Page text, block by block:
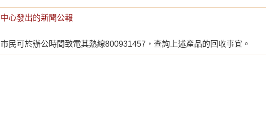
中心發出的新聞公報
市民可於辦公時間致電其熱線800931457，查詢上述產品的回收事宜。